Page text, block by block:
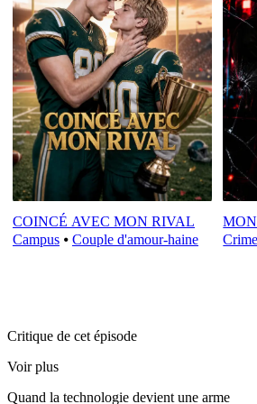
COINCÉ AVEC MON RIVAL
Campus ⦁ Couple d'amour-haine
Crime
Critique de cet épisode
Voir plus
Quand la technologie devient une arme